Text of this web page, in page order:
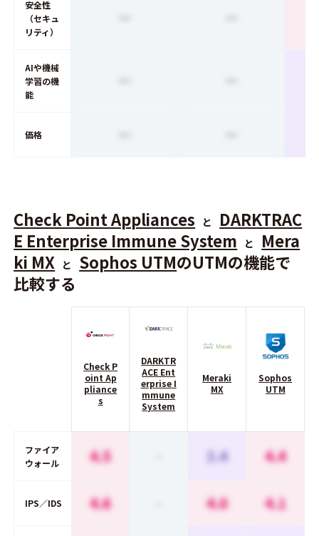
安全性
（セキュ
リティ）
AIや機械
学習の機
能
価格
Check Point Appliances と
DARKTRAC
E Enterprise Immune System
と
Mera
ki MX
と Sophos UTMのUTMの機能で
比較する
Check P
oint Ap
pliance
s
DARKTR
ACE Ent
erprise I
mmune
System
Meraki
MX
Sophos
UTM
ファイア
ウォール
4.5 3.4 4.4
IPS／IDS 4.6 4.0 4.1